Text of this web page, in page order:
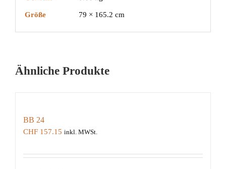
Größe 79 × 165.2 cm
Ähnliche Produkte
BB 24
CHF 157.15 inkl. MWSt.